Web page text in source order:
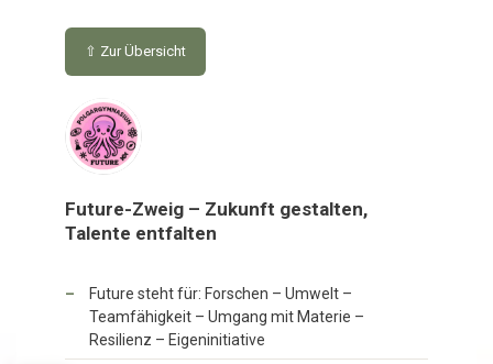
⇧ Zur Übersicht
Future-Zweig – Zukunft gestalten,
Talente entfalten
Future steht für: Forschen – Umwelt –
Teamfähigkeit – Umgang mit Materie –
Resilienz – Eigeninitiative